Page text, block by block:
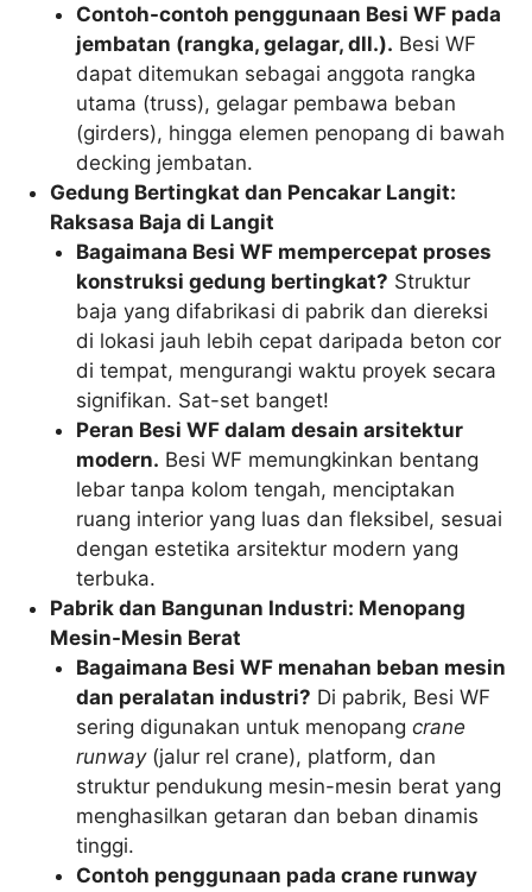
Contoh-contoh penggunaan Besi WF pada
jembatan (rangka, gelagar, dll.). Besi WF
dapat ditemukan sebagai anggota rangka
utama (truss), gelagar pembawa beban
(girders), hingga elemen penopang di bawah
decking jembatan.
Gedung Bertingkat dan Pencakar Langit:
Raksasa Baja di Langit
Bagaimana Besi WF mempercepat proses
konstruksi gedung bertingkat? Struktur
baja yang difabrikasi di pabrik dan diereksi
di lokasi jauh lebih cepat daripada beton cor
di tempat, mengurangi waktu proyek secara
signifikan. Sat-set banget!
Peran Besi WF dalam desain arsitektur
modern. Besi WF memungkinkan bentang
lebar tanpa kolom tengah, menciptakan
ruang interior yang luas dan fleksibel, sesuai
dengan estetika arsitektur modern yang
terbuka.
Pabrik dan Bangunan Industri: Menopang
Mesin-Mesin Berat
Bagaimana Besi WF menahan beban mesin
dan peralatan industri? Di pabrik, Besi WF
sering digunakan untuk menopangcrane
runway(jalur rel crane), platform, dan
struktur pendukung mesin-mesin berat yang
menghasilkan getaran dan beban dinamis
tinggi.
Contoh penggunaan pada crane runway